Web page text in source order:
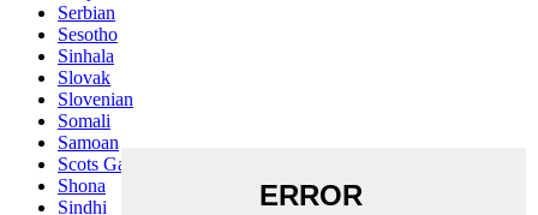
Serbian
Sesotho
Sinhala
Slovak
Slovenian
Somali
Samoan
Scots Gaelic
Shona
Sindhi